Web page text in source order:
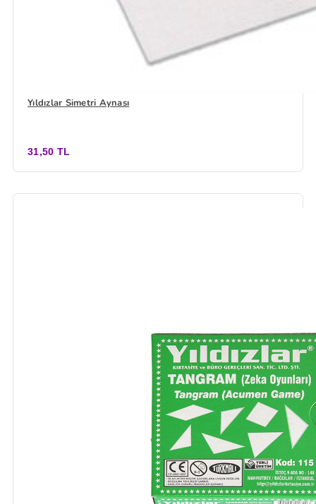
Yıldızlar Simetri Aynası
31,50 TL